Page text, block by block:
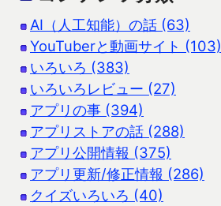
AI（人工知能）の話 (63)
YouTuberと動画サイト (103)
いろいろ (383)
いろいろレビュー (27)
アプリの事 (394)
アプリストアの話 (288)
アプリ公開情報 (375)
アプリ更新/修正情報 (286)
クイズいろいろ (40)